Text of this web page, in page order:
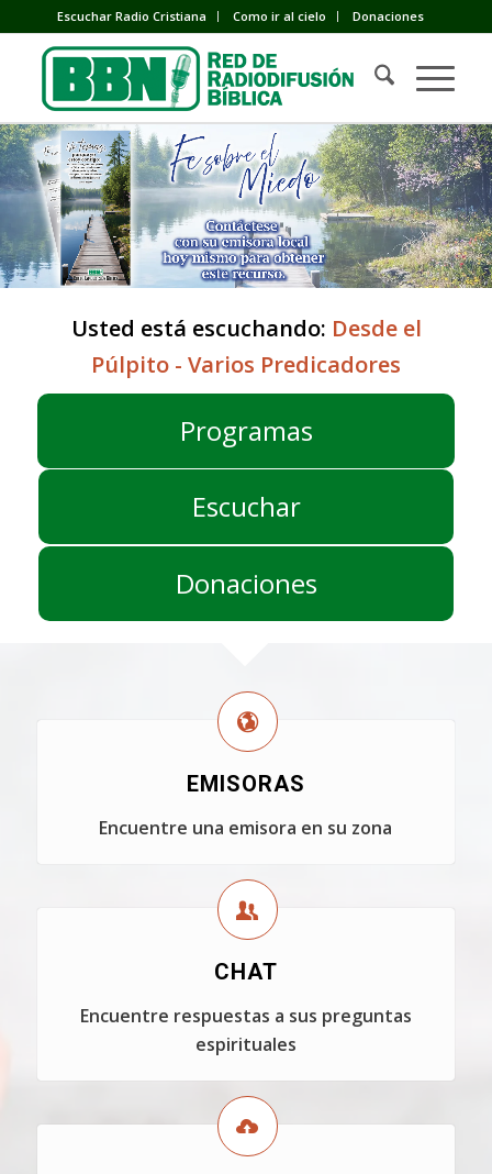
Escuchar Radio Cristiana Como ir al cielo Donaciones
Usted está escuchando: Desde el
Púlpito - Varios Predicadores
Programas
Escuchar
Donaciones
EMISORAS
Encuentre una emisora en su zona
CHAT
Encuentre respuestas a sus preguntas
espirituales